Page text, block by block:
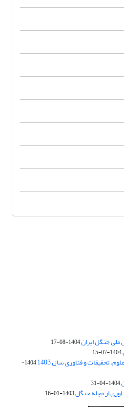
جنگل ایران1404-08-17
1404-07-15
تحقیقات و فناوری سال 1403
1404-
1404-04-31
از مجله جنگل1403-01-16